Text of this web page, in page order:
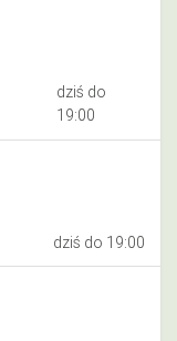
dziś do
19:00
dziś do 19:00